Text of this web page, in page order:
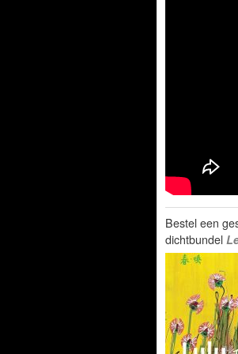
Bestel een
dichtbundel